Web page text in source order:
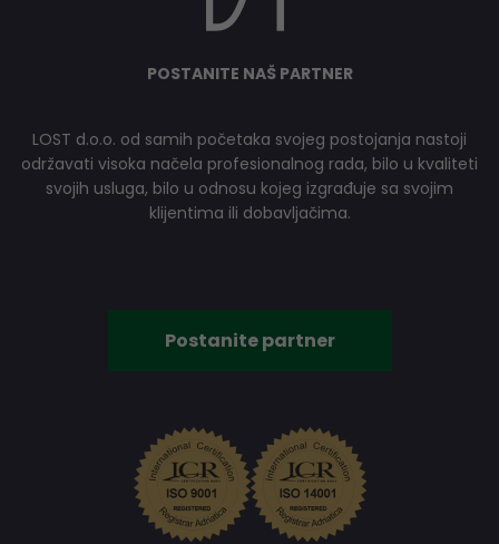
POSTANITE NAŠ PARTNER
LOST d.o.o. od samih početaka svojeg postojanja nastoji
održavati visoka načela profesionalnog rada, bilo u kvaliteti
svojih usluga, bilo u odnosu kojeg izgrađuje sa svojim
klijentima ili dobavljačima.
Postanite partner